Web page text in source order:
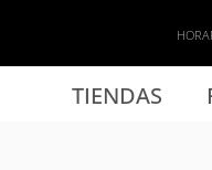
TIENDAS